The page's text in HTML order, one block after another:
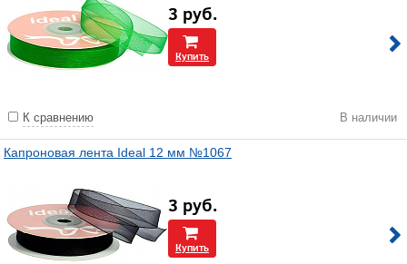
3 руб.
Купить
К сравнению В наличии
Капроновая лента Ideal 12 мм №1067
3 руб.
Купить